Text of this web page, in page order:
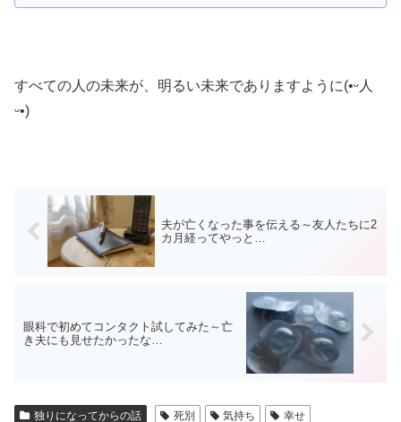
すべての人の未来が、明るい未来でありますように(•ᵕ人
ᵕ•)
夫が亡くなった事を伝える～友人たちに2
カ月経ってやっと…
眼科で初めてコンタクト試してみた～亡
き夫にも見せたかったな…
独りになってからの話 死別 気持ち 幸せ